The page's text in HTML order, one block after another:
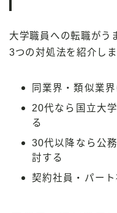
大学職員への転職がう
3つの対処法を紹介しま
同業界・類似業
20代なら国立大
る
30代以降なら公
討する
契約社員・パー